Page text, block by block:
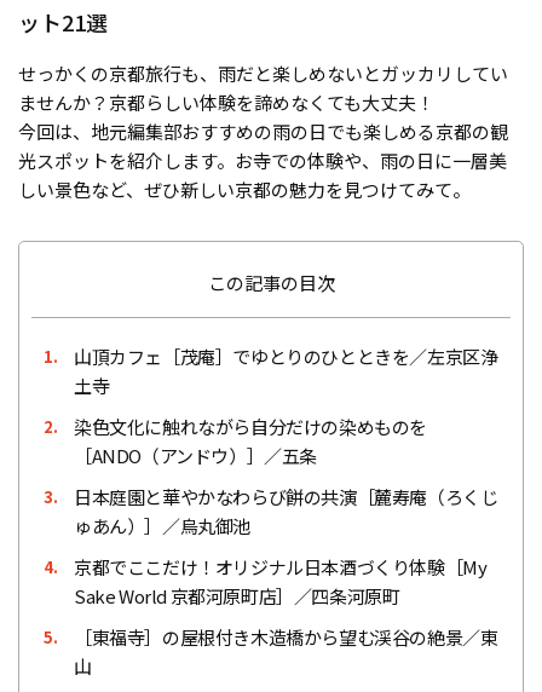
ット21選
せっかくの京都旅行も、雨だと楽しめないとガッカリしてい
ませんか？京都らしい体験を諦めなくても大丈夫！
今回は、地元編集部おすすめの雨の日でも楽しめる京都の観
光スポットを紹介します。お寺での体験や、雨の日に一層美
しい景色など、ぜひ新しい京都の魅力を見つけてみて。
この記事の目次
1.
山頂カフェ［茂庵］でゆとりのひとときを／左京区浄
土寺
2.
染色文化に触れながら自分だけの染めものを
［ANDO（アンドウ）］／五条
3.
日本庭園と華やかなわらび餅の共演［麓寿庵（ろくじ
ゅあん）］／烏丸御池
4.
京都でここだけ！オリジナル日本酒づくり体験［My
Sake World 京都河原町店］／四条河原町
5.
［東福寺］の屋根付き木造橋から望む渓谷の絶景／東
山